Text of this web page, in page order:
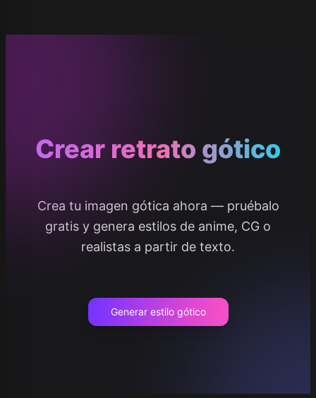
Crear retrato gótico
Crea tu imagen gótica ahora — pruébalo
gratis y genera estilos de anime, CG o
realistas a partir de texto.
Generar estilo gótico